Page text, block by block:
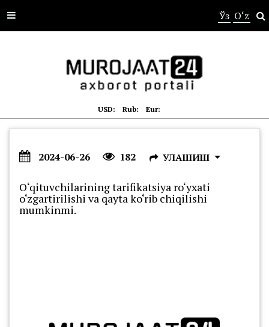
Ўз O‘z
USD: Rub: Eur:
2024-06-26 182 УЛАШИШ
O‘qituvchilarining tarifikatsiya ro‘yxati
o‘zgartirilishi va qayta ko‘rib chiqilishi
mumkinmi.